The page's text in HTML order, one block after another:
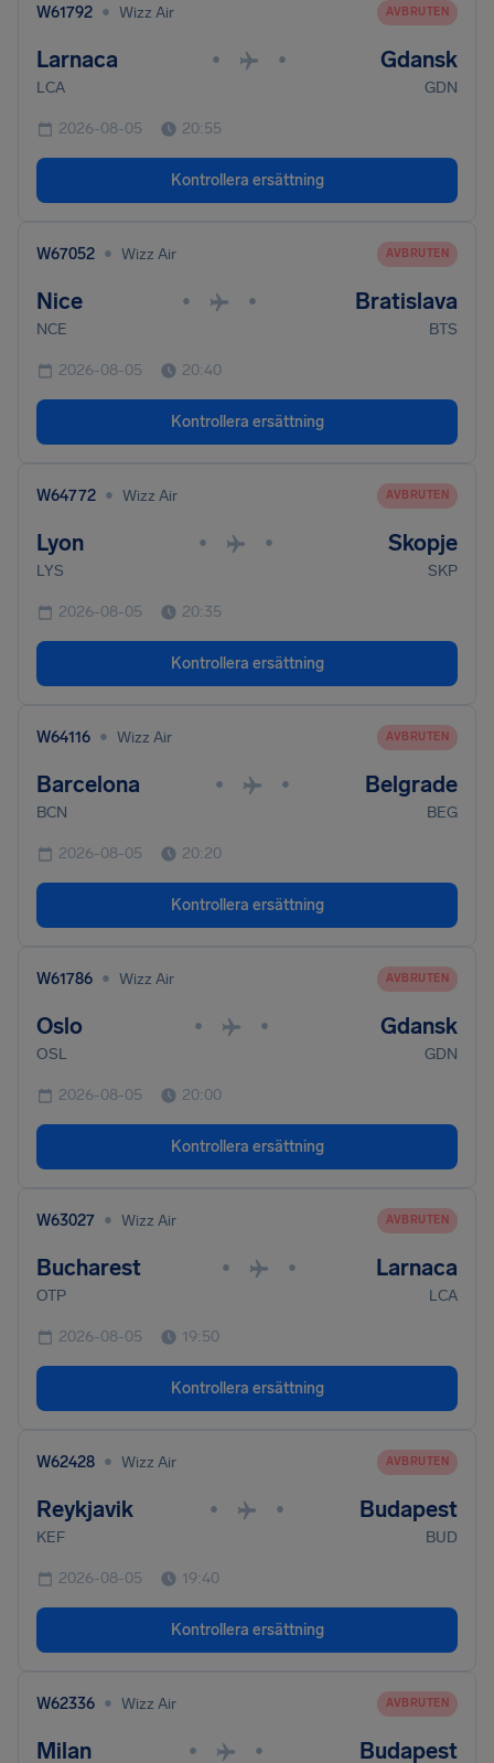
W61792 • Wizz Air AVBRUTEN
Larnaca • • Gdansk
LCA GDN
2026-08-05 20:55
Kontrollera ersättning
W67052 • Wizz Air AVBRUTEN
Nice • • Bratislava
NCE BTS
2026-08-05 20:40
Kontrollera ersättning
W64772 • Wizz Air AVBRUTEN
Lyon • • Skopje
LYS SKP
2026-08-05 20:35
Kontrollera ersättning
W64116 • Wizz Air AVBRUTEN
Barcelona • • Belgrade
BCN BEG
2026-08-05 20:20
Kontrollera ersättning
W61786 • Wizz Air AVBRUTEN
Oslo • • Gdansk
OSL GDN
2026-08-05 20:00
Kontrollera ersättning
W63027 • Wizz Air AVBRUTEN
Bucharest • • Larnaca
OTP LCA
2026-08-05 19:50
Kontrollera ersättning
W62428 • Wizz Air AVBRUTEN
Reykjavik • • Budapest
KEF BUD
2026-08-05 19:40
Kontrollera ersättning
W62336 • Wizz Air AVBRUTEN
Milan • • Budapest